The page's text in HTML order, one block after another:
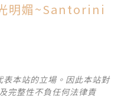
明媚~Santorini
本站的立場。因此本站對
完整性不負任何法律責